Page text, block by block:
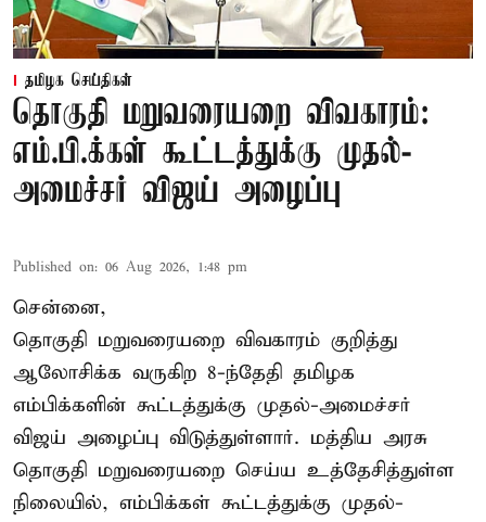
தமிழக செய்திகள்
தொகுதி மறுவரையறை விவகாரம்:
எம்.பி.க்கள் கூட்டத்துக்கு முதல்-
அமைச்சர் விஜய் அழைப்பு
Published on: 06 Aug 2026, 1:48 pm
சென்னை,
தொகுதி மறுவரையறை விவகாரம் குறித்து
ஆலோசிக்க வருகிற 8-ந்தேதி தமிழக
எம்பிக்களின் கூட்டத்துக்கு முதல்-அமைச்சர்
விஜய் அழைப்பு விடுத்துள்ளார். மத்திய அரசு
தொகுதி மறுவரையறை செய்ய உத்தேசித்துள்ள
நிலையில், எம்பிக்கள் கூட்டத்துக்கு முதல்-